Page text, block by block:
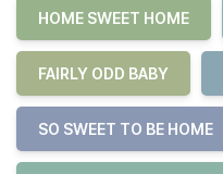
HOME SWEET HOME
FAIRLY ODD BABY
SO SWEET TO BE HOME